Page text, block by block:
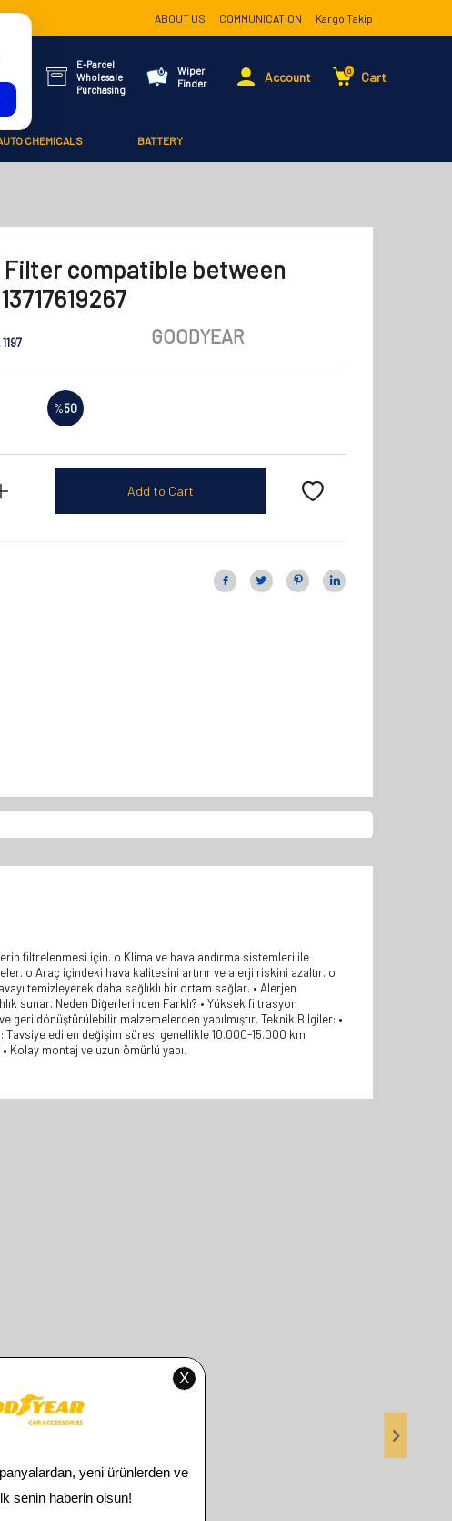
ABOUT US COMMUNICATION Kargo Takip
E-Parcel
Wholesale
Purchasing
Wiper
Finder
Account 0 Cart
CHEMICALS BATTERY
Filter compatible between
GOODYEAR
%50
Add to Cart
filtrelenmesi için. o Klima ve havalandırma sistemleri ile
o Araç içindeki hava kalitesini artırır ve alerji riskini azaltır. o
temizleyerek daha sağlıklı bir ortam sağlar. • Alerjen
sunar. Neden Diğerlerinden Farklı? • Yüksek filtrasyon
dönüştürülebilir malzemelerden yapılmıştır. Teknik Bilgiler: •
edilen değişim süresi genellikle 10.000-15.000 km
Kolay montaj ve uzun ömürlü yapı.